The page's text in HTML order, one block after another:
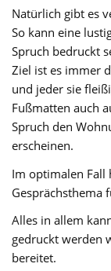
Natürlich gibt es
So kann eine
Spruch bedruckt
Ziel ist es immer
und jeder sie
Fußmatten auch
Spruch den
erscheinen.
Im optimalen Fall
Gesprächsthema
Alles in allem
gedruckt werden
bereitet.